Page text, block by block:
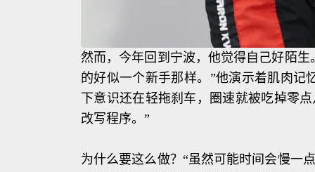
然而，今年回到宁波，他觉得自己好陌
的好似一个新手那样。”他演示着肌肉
下意识还在轻拖刹车，圈速就被吃掉零
改写程序。”
为什么要这么做？“虽然可能时间会慢一